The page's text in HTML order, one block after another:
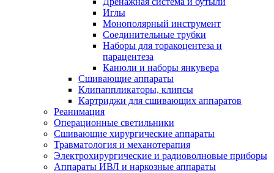
Иглы
Монополярный инструмент
Соединительные трубки
Наборы для торакоцентеза и
парацентеза
Канюли и наборы янкувера
Сшивающие аппараты
Клипаппликаторы, клипсы
Картриджи для сшивающих аппаратов
Реанимация
Операционные светильники
Сшивающие хирургические аппараты
Травматология и механотерапия
Электрохирургические и радиоволновые приборы
Аппараты ИВЛ и наркозные аппараты